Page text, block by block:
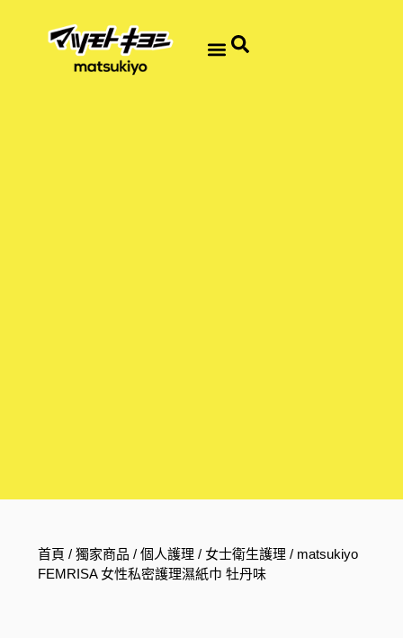
首頁 /獨家商品 /個人護理 /女士衛生護理 / matsukiyo
FEMRISA 女性私密護理濕紙巾 牡丹味